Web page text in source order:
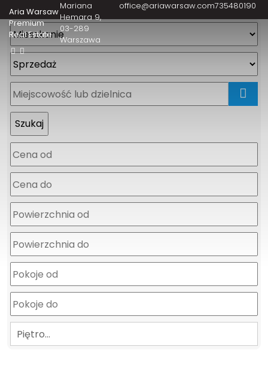
Aria Warsaw
Premium
Real Estate
Mariana
Hemara 9
03-289
Warszawa
office@ariawarsaw.com735480190
Piętro…